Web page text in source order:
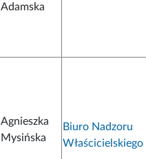
Adamska
Agnieszka
Mysińska
Biuro Nadzoru
Właścicielskiego